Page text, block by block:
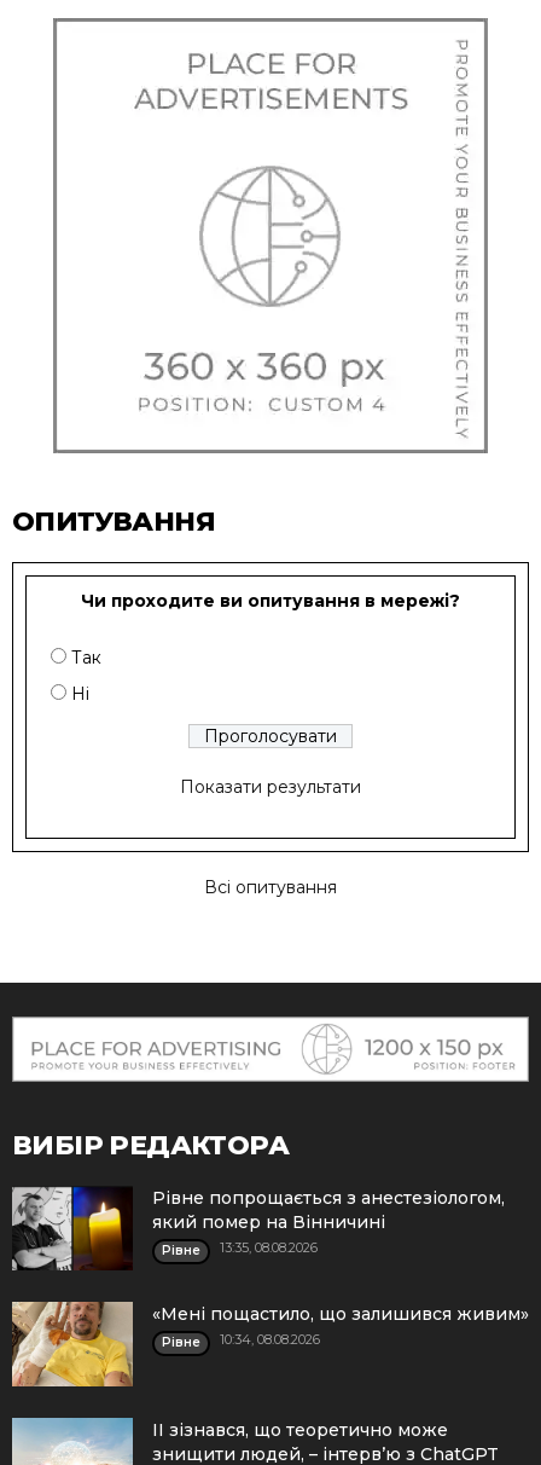
ОПИТУВАННЯ
Чи проходите ви опитування в мережі?
Так
Ні
Показати результати
Всі опитування
ВИБІР РЕДАКТОРА
Рівне попрощається з анестезіологом,
який помер на Вінничині
Рівне 13:35, 08.08.2026
«Мені пощастило, що залишився живим»
Рівне 10:34, 08.08.2026
ІІ зізнався, що теоретично може
знищити людей, – інтерв’ю з ChatGPT